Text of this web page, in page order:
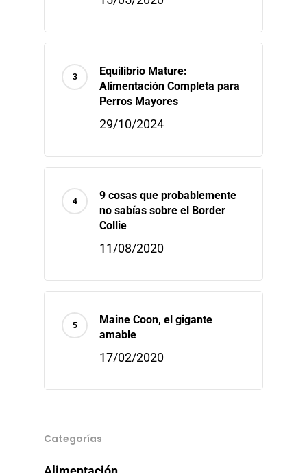
Equilibrio Mature:
Alimentación Completa para
Perros Mayores
29/10/2024
9 cosas que probablemente
no sabías sobre el Border
Collie
11/08/2020
Maine Coon, el gigante
amable
17/02/2020
Categorías